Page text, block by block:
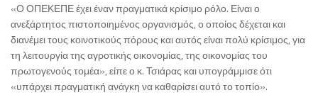
«Ο ΟΠΕΚΕΠΕ έχει έναν πραγματικά κρίσιμο ρόλο. Είναι ο
ανεξάρτητος πιστοποιημένος οργανισμός, ο οποίος δέχεται και
διανέμει τους κοινοτικούς πόρους και αυτός είναι πολύ κρίσιμος, για
τη λειτουργία της αγροτικής οικονομίας, της οικονομίας του
πρωτογενούς τομέα», είπε ο κ. Τσιάρας και υπογράμμισε ότι
«υπάρχει πραγματική ανάγκη να καθαρίσει αυτό το τοπίο».